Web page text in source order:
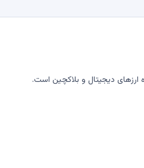
دیجیتال و بلاکچین است.